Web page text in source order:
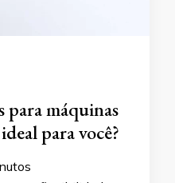
para máquinas
para você?